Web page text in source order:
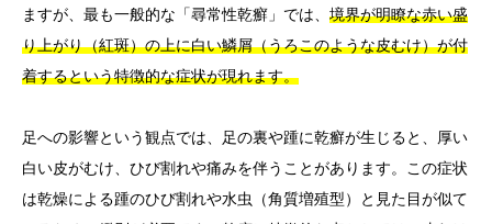
ますが、最も一般的な「尋常性乾癬」では、 境界が明瞭な赤い盛
り上がり（紅斑）の上に白い鱗屑（うろこのような皮むけ）が付
着するという特徴的な症状が現れます。
足への影響という観点では、足の裏や踵に乾癬が生じると、厚い
白い皮がむけ、ひび割れや痛みを伴うことがあります。この症状
は乾燥による踵のひび割れや水虫（角質増殖型）と見た目が似て